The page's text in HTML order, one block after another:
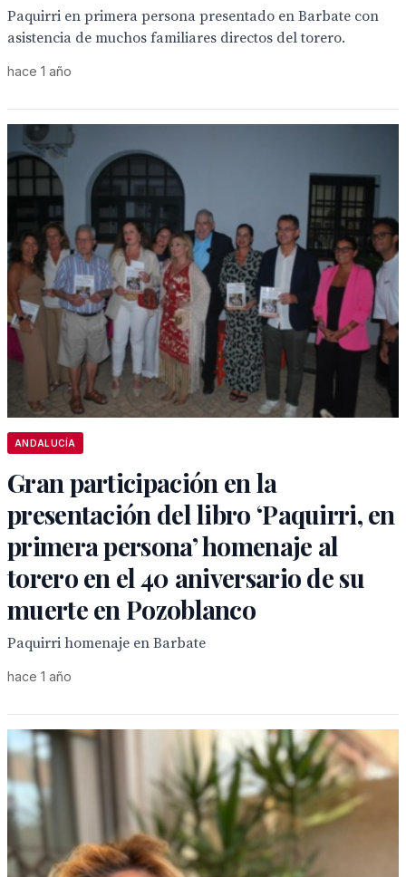
Paquirri en primera persona presentado en Barbate con
asistencia de muchos familiares directos del torero.
hace 1 año
ANDALUCÍA
Gran participación en la
presentación del libro ‘Paquirri, en
primera persona’ homenaje al
torero en el 40 aniversario de su
muerte en Pozoblanco
Paquirri homenaje en Barbate
hace 1 año